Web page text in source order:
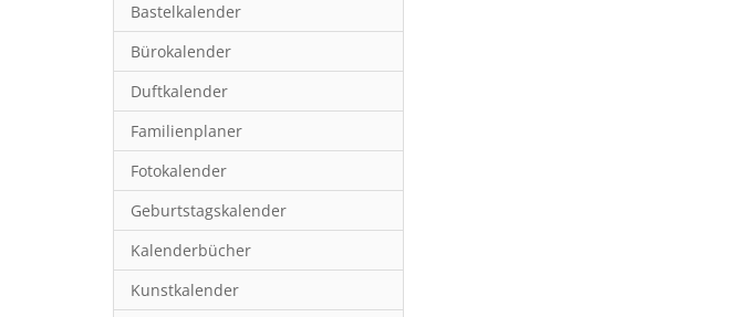
Bastelkalender
Bürokalender
Duftkalender
Familienplaner
Fotokalender
Geburtstagskalender
Kalenderbücher
Kunstkalender